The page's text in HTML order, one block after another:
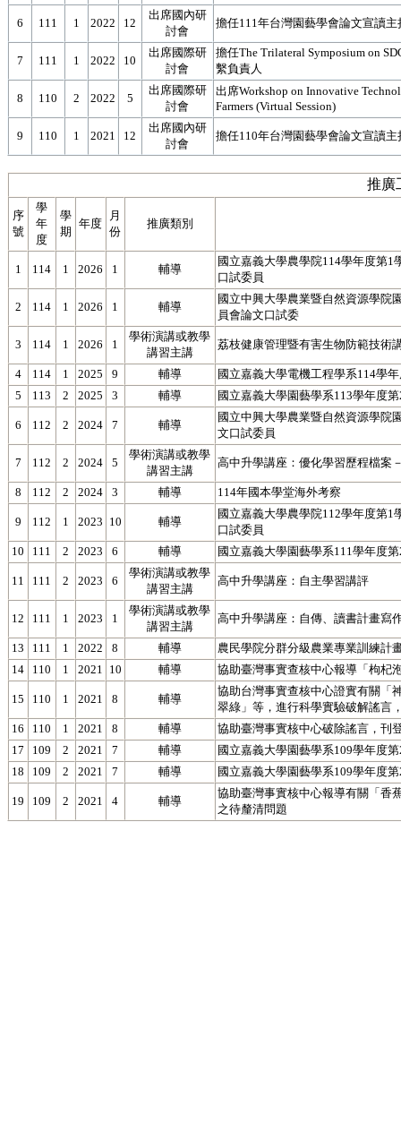
6 111 1 2022 12
出席國內研
討會
擔任111年台灣園藝學會論文宣讀主
7 111 1 2022 10
出席國際研
討會
擔任The Trilateral Symposium on
繫負責人
8 110 2 2022 5
出席國際研
討會
出席Workshop on Innovative
Farmers (Virtual Session)
9 110 1 2021 12
出席國內研
討會
擔任110年台灣園藝學會論文宣讀主
推廣
序
號
學
年
度
學
期
年度
月
份
推廣類別
1 114 1 2026 1 輔導
國立嘉義大學農學院114學年度第
口試委員
2 114 1 2026 1 輔導
國立中興大學農業暨自然資源學院
員會論文口試委
3 114 1 2026 1
學術演講或教學
講習主講
荔枝健康管理暨有害生物防範技術
4 114 1 2025 9 輔導
國立嘉義大學電機工程學系114學
5
113 2 2025 3 輔導 國立嘉義大學園藝學系113學年度
6 112 2 2024 7 輔導
國立中興大學農業暨自然資源學院
文口試委員
7 112 2 2024 5
學術演講或教學
講習主講
高中升學講座：優化學習歷程檔案
8 112 2 2024 3 輔導 114年國本學堂海外考察
9 112 1 2023 10 輔導
國立嘉義大學農學院112學年度第
口試委員
10
111 2 2023 6 輔導 國立嘉義大學園藝學系111學年度
11 111 2 2023 6
學術演講或教學
講習主講
高中升學講座：自主學習講評
12 111 1 2023 1
學術演講或教學
講習主講
高中升學講座：自傳、讀書計畫寫
13 111 1 2022 8 輔導
農民學院分群分級農業專業訓練計
14
110 1 2021 10 輔導 協助臺灣事實查核中心報導「枸杞
15 110 1 2021 8 輔導
協助台灣事實查核中心證實有關「
翠綠」等，進行科學實驗破解謠言
16
110 1 2021 8 輔導
協助臺灣事實核中心破除謠言，刊
17
109 2 2021 7 輔導
國立嘉義大學園藝學系109學年度
18
109 2 2021 7 輔導 國立嘉義大學園藝學系109學年度
19 109 2 2021 4 輔導
協助臺灣事實核中心報導有關「香
之待釐清問題